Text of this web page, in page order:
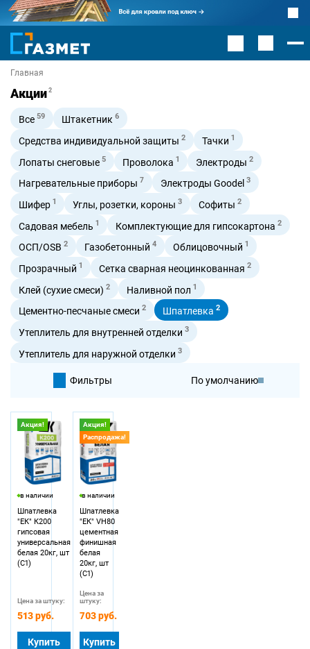
Главная
Акции2
Все 59 Штакетник 6
Средства индивидуальной защиты 2 Тачки 1
Лопаты снеговые 5 Проволока 1 Электроды 2
Нагревательные приборы 7 Электроды Goodel 3
Шифер 1 Углы, розетки, короны 3 Софиты 2
Садовая мебель 1 Комплектующие для гипсокартона 2
ОСП/OSB 2 Газобетонный 4 Облицовочный 1
Прозрачный 1 Сетка сварная неоцинкованная 2
Клей (сухие смеси) 2 Наливной пол 1
Цементно-песчаные смеси 2 Шпатлевка 2
Утеплитель для внутренней отделки 3
Утеплитель для наружной отделки 3
По умолчанию
Фильтры
Акция!
в наличии
Шпатлевка
"ЕК" К200
гипсовая
универсальная
белая 20кг, шт
(С1)
Цена за штуку:
513 руб.
Купить
Акция!
Распродажа!
в наличии
Шпатлевка
"ЕК" VH80
цементная
финишная
белая
20кг, шт
(С1)
Цена за
штуку:
703 руб.
Купить